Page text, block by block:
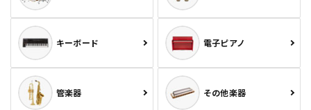
キーボード 電子ピアノ
管楽器 その他楽器